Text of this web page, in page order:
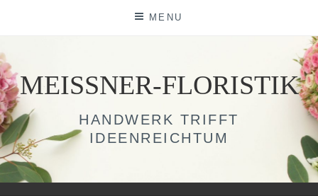
MENU
MEISSNER-FLORISTIK
HANDWERK TRIFFT
IDEENREICHTUM